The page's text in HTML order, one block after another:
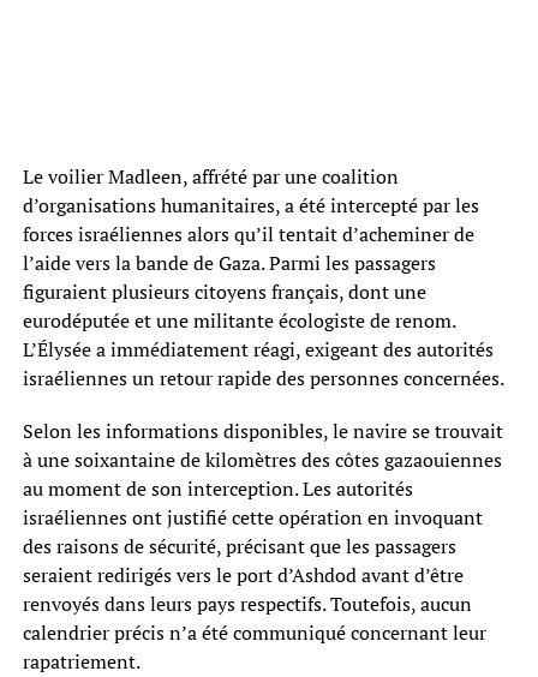
Le voilier Madleen, affrété par une coalition
d’organisations humanitaires, a été intercepté par les
forces israéliennes alors qu’il tentait d’acheminer de
l’aide vers la bande de Gaza. Parmi les passagers
figuraient plusieurs citoyens français, dont une
eurodéputée et une militante écologiste de renom.
L’Élysée a immédiatement réagi, exigeant des autorités
israéliennes un retour rapide des personnes concernées.
Selon les informations disponibles, le navire se trouvait
à une soixantaine de kilomètres des côtes gazaouiennes
au moment de son interception. Les autorités
israéliennes ont justifié cette opération en invoquant
des raisons de sécurité, précisant que les passagers
seraient redirigés vers le port d’Ashdod avant d’être
renvoyés dans leurs pays respectifs. Toutefois, aucun
calendrier précis n’a été communiqué concernant leur
rapatriement.